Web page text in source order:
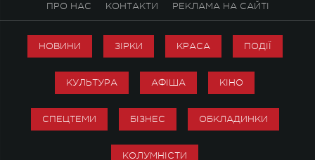
ПРО НАС КОНТАКТИ РЕКЛАМА НА САЙТІ
НОВИНИ ЗІРКИ КРАСА ПОДІЇ
КУЛЬТУРА АФІША КІНО
СПЕЦТЕМИ БІЗНЕС ОБКЛАДИНКИ
КОЛУМНІСТИ